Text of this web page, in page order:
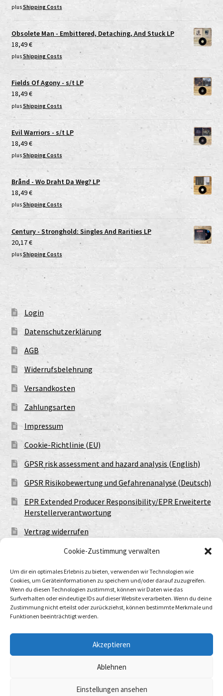
Cookie-Zustimmung verwalten
Um dir ein optimales Erlebnis zu bieten, verwenden wir Technologien wie
Cookies, um Geräteinformationen zu speichern und/oder darauf zuzugreifen.
Wenn du diesen Technologien zustimmst, können wir Daten wie das
Surfverhalten oder eindeutige IDs auf dieser Website verarbeiten. Wenn du deine
Zustimmung nicht erteilst oder zurückziehst, können bestimmte Merkmale und
Funktionen beeinträchtigt werden.
Akzeptieren
Ablehnen
Einstellungen ansehen
plusShipping Costs
Obsolete Man - Embittered, Detaching, And Stuck LP
18,49€
plusShipping Costs
Fields Of Agony - s/t LP
18,49€
plusShipping Costs
Evil Warriors - s/t LP
18,49€
plusShipping Costs
Brånd - Wo Draht Da Weg? LP
18,49€
plusShipping Costs
Century - Stronghold: Singles And Rarities LP
20,17€
plusShipping Costs
Login
Datenschutzerklärung
AGB
Widerrufsbelehrung
Versandkosten
Zahlungsarten
Impressum
Cookie-Richtlinie (EU)
GPSR risk assessment and hazard analysis (English)
GPSR Risikobewertung und Gefahrenanalyse (Deutsch)
EPR Extended Producer Responsibility/EPR Erweiterte
Herstellerverantwortung
Vertrag widerrufen
Datenschutzerklärung
Built with WooCommerce.
Withdraw from contract